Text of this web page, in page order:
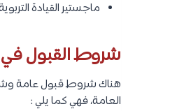
ماجستير القيادة
شروط القبول
هناك شروط قبول عامة
العامة، فهي كما يلي :